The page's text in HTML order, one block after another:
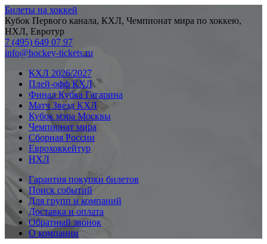
Билеты на хоккей
Кубок Первого канала, КХЛ, Чемпионат мира по хоккею,
НХЛ, Евротур
7 (495) 649 07 97
info@hockey-tickets.ru
КХЛ 2026/2027
Плей-офф КХЛ
Финал Кубка Гагарина
Матч Звезд КХЛ
Кубок мэра Москвы
Чемпионат мира
Сборная России
Еврохоккейтур
НХЛ
Гарантия покупки билетов
Поиск событий
Для групп и компаний
Доставка и оплата
Обратный звонок
О компании